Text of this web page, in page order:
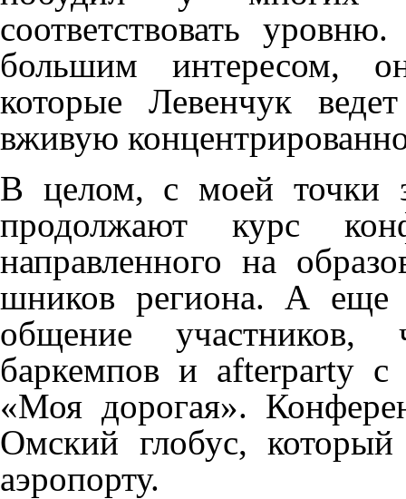
соответствовать
большим интересом,
которые Левенчук
вживую
В целом, с моей точки
продолжают курс
направленного на
шников региона. А еще
общение участников,
баркемпов и afterparty
«Моя дорогая».
Омский глобус,
аэропорту.